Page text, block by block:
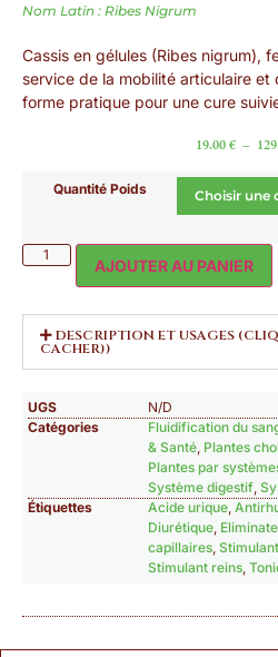
Nom Latin : Ribes Nigrum
Cassis en gélules (Ribes nigrum),
service de la mobilité articulaire et
forme pratique pour une cure
19.00 € –
Quantité Poids
AJOUTER AU PANIER
DESCRIPTION ET USAGES
CACHER))
UGS
N/D
Catégories
Fluidification du
& Santé, Plantes
Plantes par
Système digestif,
Étiquettes
Acide urique,
Diurétique,
capillaires,
Stimulant reins,